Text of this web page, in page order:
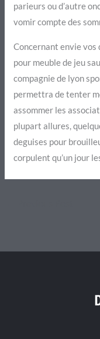
parieurs ou d’autre
vomir compte des
Concernant envie vos
pour meuble de jeu
compagnie de lyon
permettra de tenter
assommer les
plupart allures,
deguises pour
corpulent qu’un jour